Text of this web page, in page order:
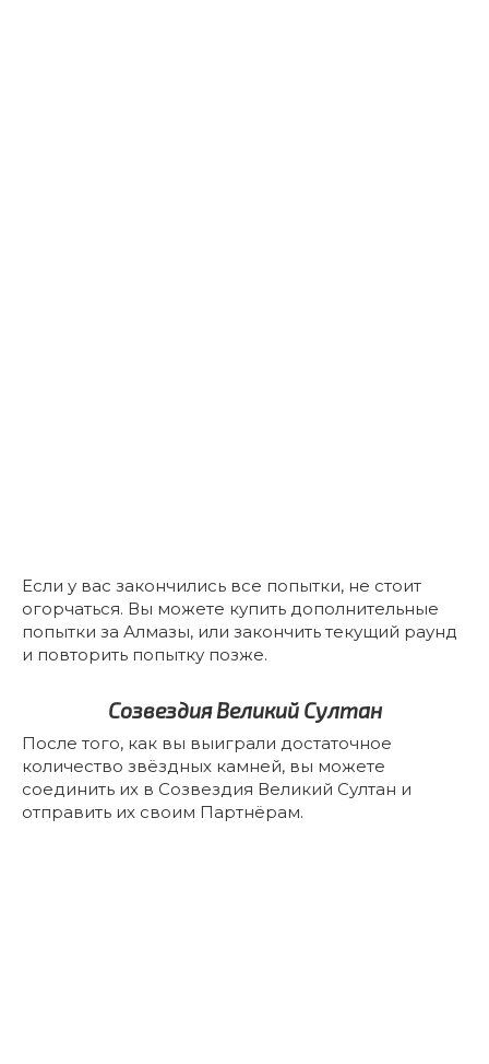
Если у вас закончились все попытки, не стоит
огорчаться. Вы можете купить дополнительные
попытки за Алмазы, или закончить текущий раунд
и повторить попытку позже.
Созвездия Великий Султан
После того, как вы выиграли достаточное
количество звёздных камней, вы можете
соединить их в Созвездия Великий Султан и
отправить их своим Партнёрам.